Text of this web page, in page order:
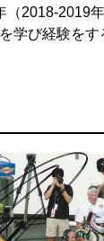
（2018-2019
学び経験を